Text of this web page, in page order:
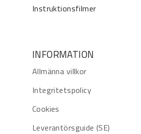
Instruktionsfilmer
INFORMATION
Allmänna villkor
Integritetspolicy
Cookies
Leverantörsguide (SE)